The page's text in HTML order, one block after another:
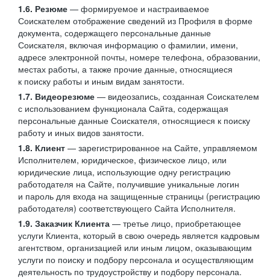
1.6. Резюме — формируемое и настраиваемое
Соискателем отображение сведений из Профиля в форме
документа, содержащего персональные данные
Соискателя, включая информацию о фамилии, имени,
адресе электронной почты, номере телефона, образовании,
местах работы, а также прочие данные, относящиеся
к поиску работы и иным видам занятости.
1.7. Видеорезюме — видеозапись, созданная Соискателем
с использованием функционала Сайта, содержащая
персональные данные Соискателя, относящиеся к поиску
работу и иных видов занятости.
1.8. Клиент — зарегистрированное на Сайте, управляемом
Исполнителем, юридическое, физическое лицо, или
юридические лица, использующие одну регистрацию
работодателя на Сайте, получившие уникальные логин
и пароль для входа на защищенные страницы (регистрацию
работодателя) соответствующего Сайта Исполнителя.
1.9. Заказчик Клиента — третье лицо, приобретающее
услуги Клиента, который в свою очередь является кадровым
агентством, организацией или иным лицом, оказывающим
услуги по поиску и подбору персонала и осуществляющим
деятельность по трудоустройству и подбору персонала.